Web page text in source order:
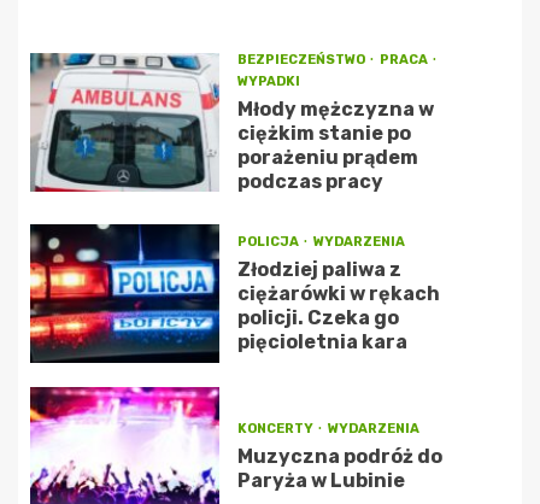
BEZPIECZEŃSTWO
PRACA
WYPADKI
Młody mężczyzna w
ciężkim stanie po
porażeniu prądem
podczas pracy
POLICJA WYDARZENIA
Złodziej paliwa z
ciężarówki w rękach
policji. Czeka go
pięcioletnia kara
KONCERTY WYDARZENIA
Muzyczna podróż do
Paryża w Lubinie